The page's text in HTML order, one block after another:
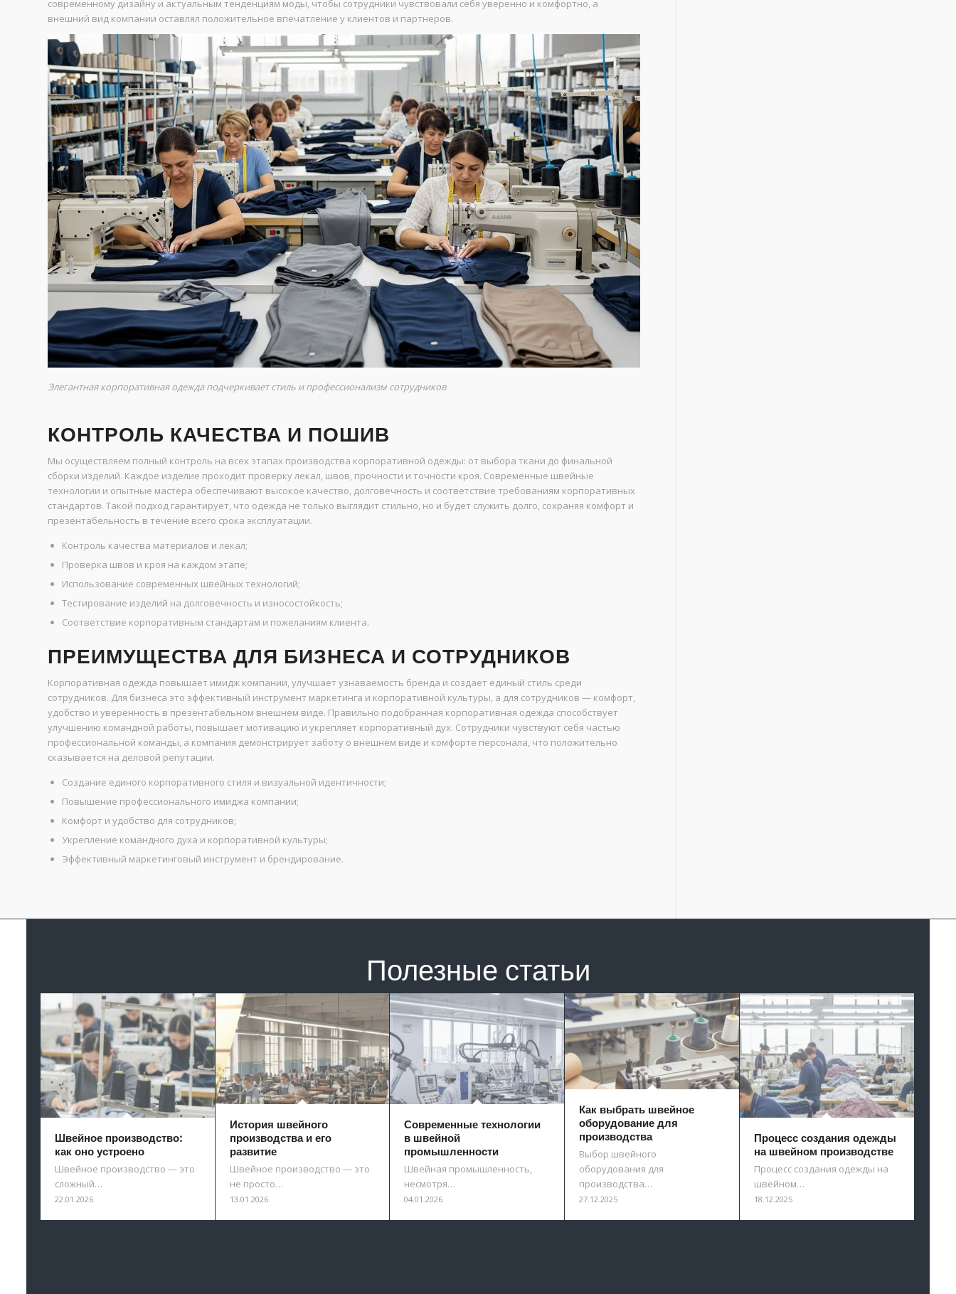
современному дизайну и актуальным тенденциям моды, чтобы сотрудники чувствовали себя уверенно и комфортно, а
внешний вид компании оставлял положительное впечатление у клиентов и партнеров.
Элегантная корпоративная одежда подчеркивает стиль и профессионализм сотрудников
КОНТРОЛЬ КАЧЕСТВА И ПОШИВ
Мы осуществляем полный контроль на всех этапах производства корпоративной одежды: от выбора ткани до финальной
сборки изделий. Каждое изделие проходит проверку лекал, швов, прочности и точности кроя. Современные швейные
технологии и опытные мастера обеспечивают высокое качество, долговечность и соответствие требованиям корпоративных
стандартов. Такой подход гарантирует, что одежда не только выглядит стильно, но и будет служить долго, сохраняя комфорт и
презентабельность в течение всего срока эксплуатации.
Контроль качества материалов и лекал;
Проверка швов и кроя на каждом этапе;
Использование современных швейных технологий;
Тестирование изделий на долговечность и износостойкость;
Соответствие корпоративным стандартам и пожеланиям клиента.
ПРЕИМУЩЕСТВА ДЛЯ БИЗНЕСА И СОТРУДНИКОВ
Корпоративная одежда повышает имидж компании, улучшает узнаваемость бренда и создает единый стиль среди
сотрудников. Для бизнеса это эффективный инструмент маркетинга и корпоративной культуры, а для сотрудников — комфорт,
удобство и уверенность в презентабельном внешнем виде. Правильно подобранная корпоративная одежда способствует
улучшению командной работы, повышает мотивацию и укрепляет корпоративный дух. Сотрудники чувствуют себя частью
профессиональной команды, а компания демонстрирует заботу о внешнем виде и комфорте персонала, что положительно
сказывается на деловой репутации.
Создание единого корпоративного стиля и визуальной идентичности;
Повышение профессионального имиджа компании;
Комфорт и удобство для сотрудников;
Укрепление командного духа и корпоративной культуры;
Эффективный маркетинговый инструмент и брендирование.
Полезные статьи
Швейное производство:
как оно устроено
Швейное производство — это
сложный…
22.01.2026
История швейного
производства и его
развитие
Швейное производство — это
не просто…
13.01.2026
Современные технологии
в швейной
промышленности
Швейная промышленность,
несмотря…
04.01.2026
Как выбрать швейное
оборудование для
производства
Выбор швейного
оборудования для
производства…
27.12.2025
Процесс создания одежды
на швейном производстве
Процесс создания одежды на
швейном…
18.12.2025